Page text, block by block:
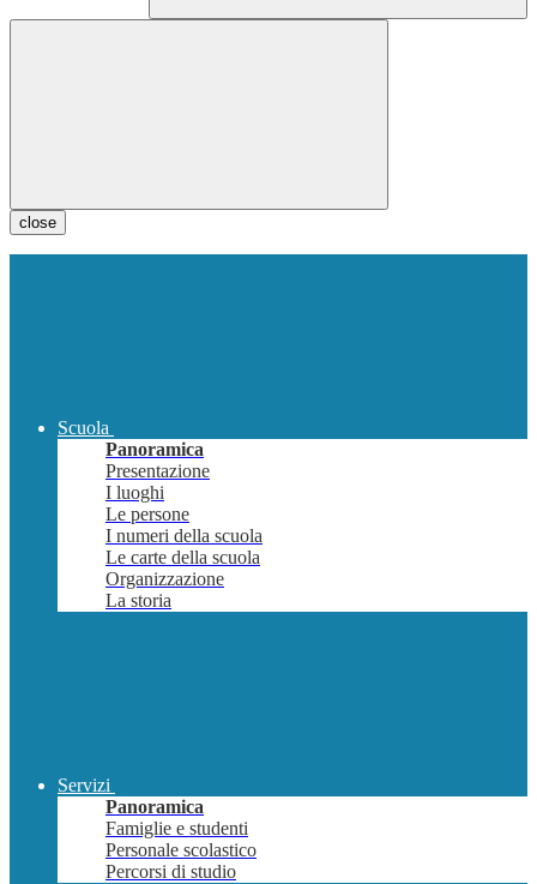
close
Scuola
Panoramica
Presentazione
I luoghi
Le persone
I numeri della scuola
Le carte della scuola
Organizzazione
La storia
Servizi
Panoramica
Famiglie e studenti
Personale scolastico
Percorsi di studio